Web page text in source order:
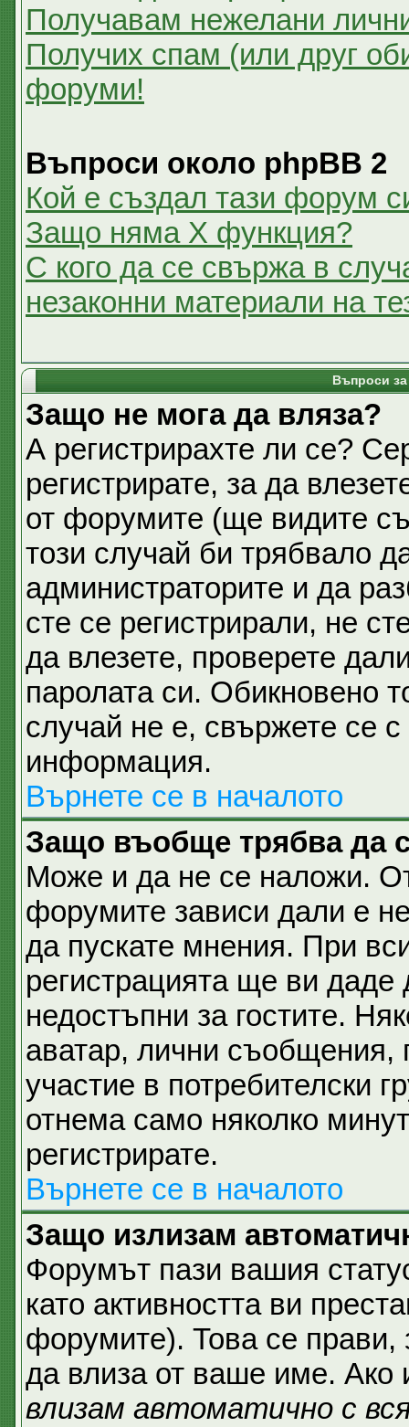
Получавам нежелани
Получих спам (или друг
форуми!
Въпроси около phpBB 2
Кой е създал тази форум
Защо няма X функция?
С кого да се свържа в
незаконни материали на
Въпроси
Защо не мога да вляза?
А регистрирахте ли се?
регистрирате, за да
от форумите (ще видите
този случай би трябвало
администраторите и да
сте се регистрирали, не
да влезете, проверете
паролата си. Обикновено
случай не е, свържете се
информация.
Върнете се в началото
Защо въобще трябва да
Може и да не се наложи.
форумите зависи дали е
да пускате мнения. При
регистрацията ще ви
недостъпни за гостите.
аватар, лични
участие в потребителски
отнема само няколко
регистрирате.
Върнете се в началото
Защо излизам
Форумът пази вашия
като активността ви
форумите). Това се прави,
да влиза от ваше име. Ако
влизам автоматично с